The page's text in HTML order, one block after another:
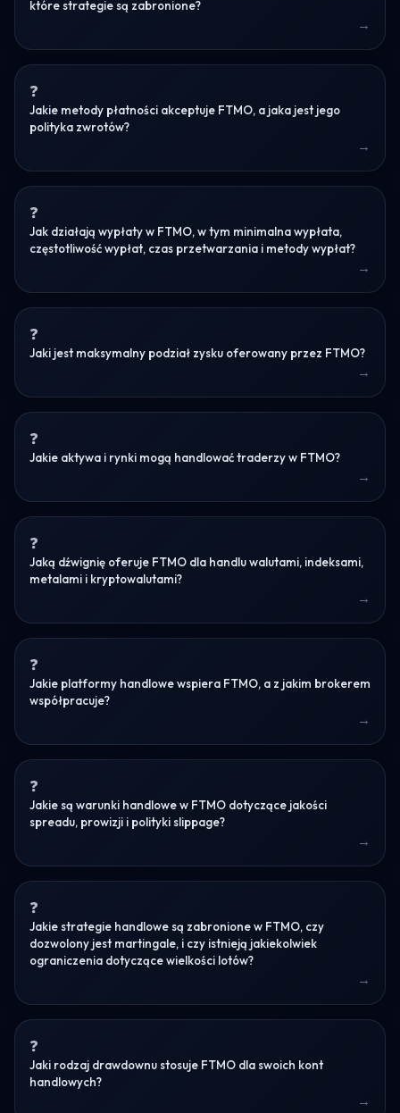
które strategie są zabronione?
Jakie metody płatności akceptuje FTMO, a jaka jest jego
polityka zwrotów?
Jak działają wypłaty w FTMO, w tym minimalna wypłata,
częstotliwość wypłat, czas przetwarzania i metody wypłat?
Jaki jest maksymalny podział zysku oferowany przez FTMO?
Jakie aktywa i rynki mogą handlować traderzy w FTMO?
Jaką dźwignię oferuje FTMO dla handlu walutami, indeksami,
metalami i kryptowalutami?
Jakie platformy handlowe wspiera FTMO, a z jakim brokerem
współpracuje?
Jakie są warunki handlowe w FTMO dotyczące jakości
spreadu, prowizji i polityki slippage?
Jakie strategie handlowe są zabronione w FTMO, czy
dozwolony jest martingale, i czy istnieją jakiekolwiek
ograniczenia dotyczące wielkości lotów?
Jaki rodzaj drawdownu stosuje FTMO dla swoich kont
handlowych?